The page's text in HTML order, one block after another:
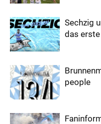
Sechzig
das
people